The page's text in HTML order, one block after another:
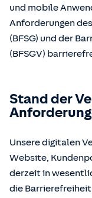
und mobile
Anforderungen
(BFSG) und der
(BFSGV)
Stand der
Unsere digitalen
Website,
derzeit in
die Barrierefreiheit